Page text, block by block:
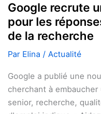
Google recrute
pour les
de la recherche
Par Elina /Actualité
Google a publié une
cherchant à
senior, recherche,
et
la
qualité
de
recherche